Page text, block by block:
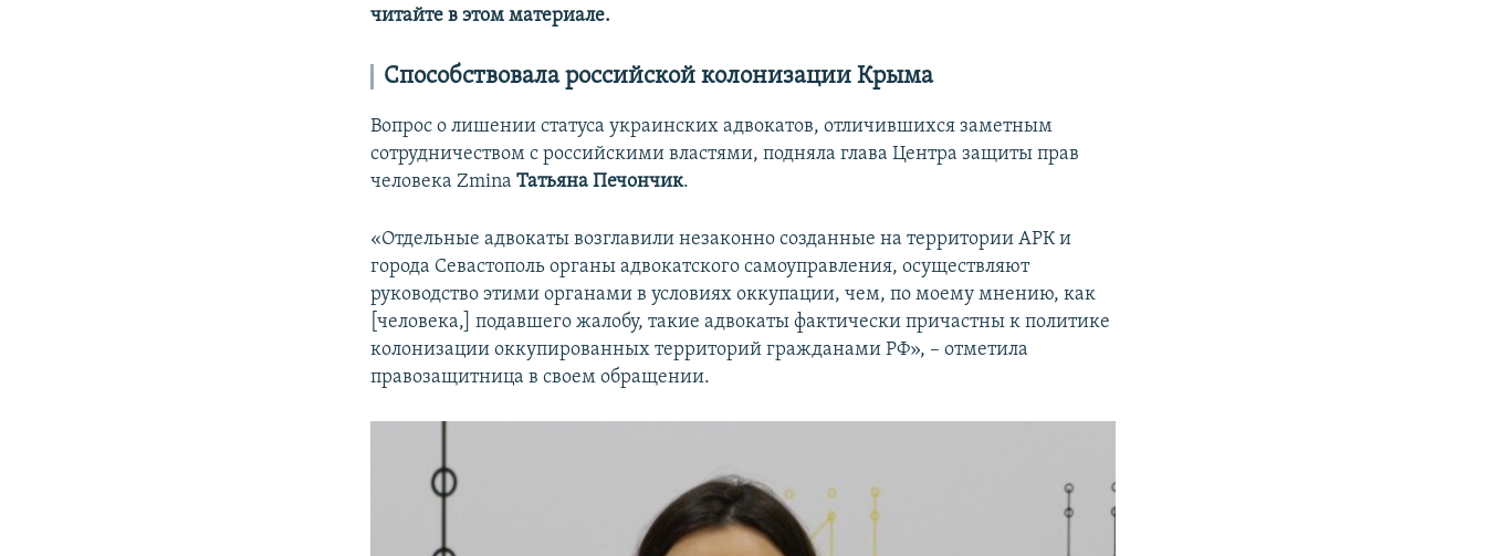
читайте в этом материале.
Способствовала российской колонизации Крыма
Вопрос о лишении статуса украинских адвокатов, отличившихся заметным
сотрудничеством с российскими властями, подняла глава Центра защиты прав
человека ZminaТатьяна Печончик.
«Отдельные адвокаты возглавили незаконно созданные на территории АРК и
города Севастополь органы адвокатского самоуправления, осуществляют
руководство этими органами в условиях оккупации, чем, по моему мнению, как
[человека,] подавшего жалобу, такие адвокаты фактически причастны к политике
колонизации оккупированных территорий гражданами РФ», – отметила
правозащитница в своем обращении.